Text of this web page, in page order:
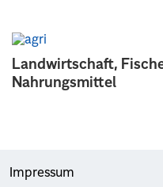
Landwirtschaft,
Nahrungsmittel
Impressum